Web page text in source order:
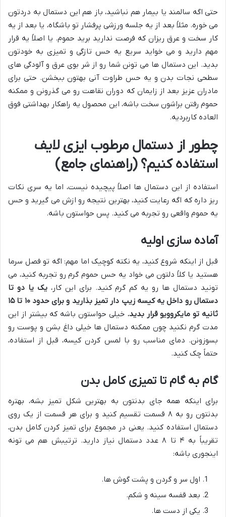
حتی اگه سالمند یا بیمار هم نباشید، باز هم این دستمال به دردتون
می خوره. مثلاً بعد از یه جلسه ورزشی پرفشار تو باشگاه، یا بعد از یه
کار سخت و عرق ریزان که فرصت ندارید برید حموم. یا اصلاً یه قرار
مهم دارید و می خواید سریع یه حس تازگی و تمیزی به خودتون
بدید. این دستمال ها می تونن شما رو از شر بوی عرق و آلودگی های
سطحی نجات بدن و یه حس طراوت آنی بهتون ببخشن. حتی برای
مادران عزیز بعد از زایمان که دوران نقاهت رو می گذرونن و ممکنه
حموم رفتن براشون سخت باشه، این محصول یه راهکار بهداشتی فوق
العاده کاربردیه.
چطور از دستمال مرطوب ایزی لایف
استفاده کنیم؟ (راهنمای جامع)
استفاده از این دستمال ها اصلاً پیچیده نیست، اما یه سری نکات
ریز داره که اگه رعایت کنید، بهترین نتیجه رو ازش می گیرید و حس
یه حموم واقعی رو تجربه می کنید. پس حواستون باشه.
آماده سازی اولیه
قبل از اینکه شروع کنید، یه نکته کوچیک اما مهم: اگه تو فصل سرما
هستید یا کلاً دلتون می خواد یه حس حموم گرم رو تجربه کنید، می
تونید دستمال ها رو یه کم گرم کنید. برای این کار،یک یا دو تا
دستمال رو داخل یه کیسه زیپ دار تمیز بذارید و برای حدود ۱۰ تا ۱۵
ثانیه تو مایکروویو قرار بدید. خیلی حواستون باشه که بیشتر از این
مدت گرم نکنید چون ممکنه دستمال ها خیلی داغ بشن و پوست رو
بسوزونن. دمای مناسب رو با لمس کردن کیسه، قبل از استفاده،
حتماً چک کنید.
گام به گام تا تمیزی کامل بدن
برای اینکه همه جای بدنتون به بهترین شکل تمیز بشه، بهتره
بدنتون رو به ۸ قسمت تقسیم کنید و برای هر قسمت از یک روی
دستمال استفاده کنید. یعنی در مجموع برای تمیز کردن کامل بدن،
تقریباً به ۴ تا ۸ عدد دستمال نیاز دارید. ترتیبش هم می تونه
اینجوری باشه:
اول سر و گردن و پشت گوش ها.
بعد قفسه سینه و شکم.
یکی از دست ها.